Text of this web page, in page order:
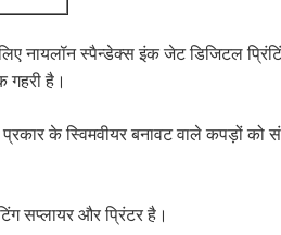
नायलॉन स्पैन्डेक्स इंक जेट डिजिटल
गहरी है।
के स्विमवीयर बनावट वाले कपड़ों को
सप्लायर और प्रिंटर है।